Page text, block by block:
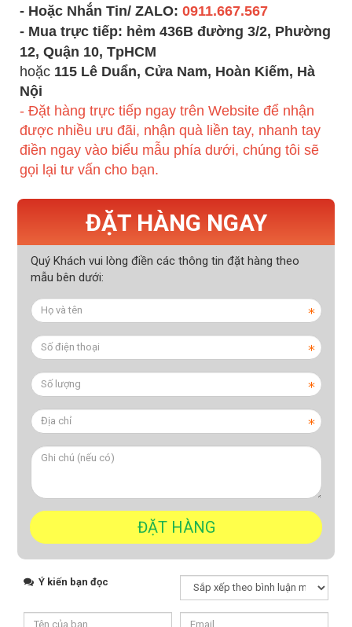
- Hoặc Nhắn Tin/ ZALO: 0911.667.567
- Mua trực tiếp: hẻm 436B đường 3/2, Phường
12, Quận 10, TpHCM
hoặc 115 Lê Duẩn, Cửa Nam, Hoàn Kiếm, Hà
Nội
- Đặt hàng trực tiếp ngay trên Website để nhận
được nhiều ưu đãi, nhận quà liền tay, nhanh tay
điền ngay vào biểu mẫu phía dưới, chúng tôi sẽ
gọi lại tư vấn cho bạn.
ĐẶT HÀNG NGAY
Quý Khách vui lòng điền các thông tin đặt hàng theo
mẫu bên dưới:
Ý kiến bạn đọc